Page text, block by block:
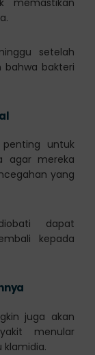
setelah
bahwa bakteri
untuk
agar mereka
yang
dapat
kepada
juga akan
menular
klamidia.